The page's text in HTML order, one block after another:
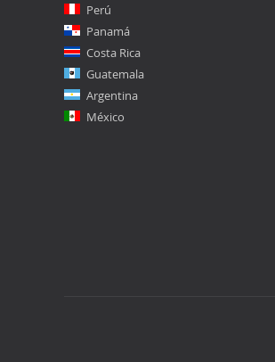
Perú
Panamá
Costa Rica
Guatemala
Argentina
México